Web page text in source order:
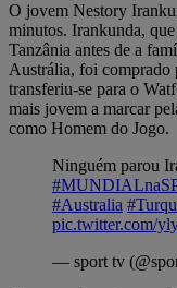
O jovem Nestory
minutos. Irankunda,
Tanzânia antes de a
Austrália, foi comprado
transferiu-se para o
mais jovem a marcar
como Homem do Jogo.
Ninguém parou
#Australia
pic.twitter.com/
— sport tv